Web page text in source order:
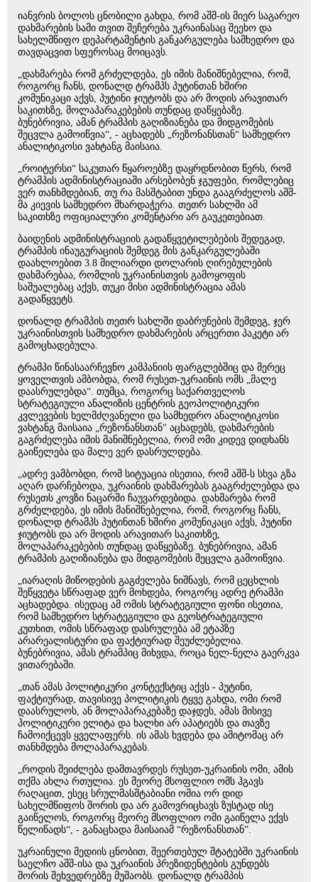
იანვრის ბოლოს ცნობილი გახდა, რომ აშშ-ის მიერ საგარეო
დახმარების სამი თვით შეჩერება უკრაინასაც შეეხო და
სახელმწიფო დეპარტამენტის განკარგულება სამხედრო და
თავდაცვით სფეროსაც მოიცავს.
„დახმარება რომ გრძელდება, ეს იმის მანიშნებელია, რომ,
როგორც ჩანს, დონალდ ტრამპს პუტინთან ხშირი
კომუნიკაცი აქვს, პუტინი ჯიუტობს და არ მოდის არავითარ
საკითხზე, მოლაპარაკებების თუნდაც დაწყებაზე.
ბუნებრივია, ამან ტრამპის გაღიზიანება და მიდგომების
შეცვლა გამოიწვია“, - აცხადებს „რეზონანსთან“ სამხედრო
ანალიტიკოსი ვახტანგ მაისაია.
„როიტერსი“ საკუთარ წყაროებზე დაყრდნობით წერს, რომ
ტრამპის ადმინისტრაციაში არსებობენ ჯგუფები, რომლებიც
ვერ თანხმდებიან, თუ რა მასშტაბით უნდა გააგრძელოს აშშ-
მა კიევის სამხედრო მხარდაჭერა. თეთრ სახლში ამ
საკითხზე ოფიციალური კომენტარი არ გაუკეთებიათ.
ბაიდენის ადმინისტრაციის გადაწყვეტილებების შედეგად,
ტრამპის ინაუგურაციის შემდეგ მის განკარგულებაში
დაახლოებით 3.8 მილიარდი დოლარის ღირებულების
დახმარებაა, რომლის უკრაინისთვის გამოყოფის
საშუალებაც აქვს, თუკი მისი ადმინისტრაცია ამას
გადაწყვეტს.
დონალდ ტრამპის თეთრ სახლში დაბრუნების შემდეგ, ჯერ
უკრაინისთვის სამხედრო დახმარების არცერთი პაკეტი არ
გამოცხადებულა.
ტრამპი წინასაარჩევნო კამპანიის ფარგლებშიც და მერეც
ყოველთვის ამბობდა, რომ რუსეთ-უკრაინის ომს „მალე
დაასრულებდა“. თუმცა, როგორც საქართველოს
სტრატეგიული ანალიზის ცენტრის გეოპოლიტიკური
კვლევების ხელმძღვანელი და სამხედრო ანალიტიკოსი
ვახტანგ მაისაია „რეზონანსთან" აცხადებს, დახმარების
გაგრძელება იმის მანიშნებელია, რომ ომი კიდევ დიდხანს
გაიწელება და მალე ვერ დასრულდება.
„ადრე ვამბობდი, რომ სიტუაცია ისეთია, რომ აშშ-ს სხვა გზა
აღარ დარჩებოდა, უკრაინის დახმარებას გააგრძელებდა და
რუსეთს კოვზი ნაცარში ჩაუვარდებიდა. დახმარება რომ
გრძელდება, ეს იმის მანიშნებელია, რომ, როგორც ჩანს,
დონალდ ტრამპს პუტინთან ხშირი კომუნიკაცი აქვს, პუტინი
ჯიუტობს და არ მოდის არავითარ საკითხზე,
მოლაპარაკებების თუნდაც დაწყებაზე. ბუნებრივია, ამან
ტრამპის გაღიზიანება და მიდგომების შეცვლა გამოიწვია.
„იარაღის მიწოდების გაგძელება ნიშნავს, რომ ცეცხლის
შეწყვეტა სწრაფად ვერ მოხდება, როგორც ადრე ტრამპი
აცხადებდა. ისედაც ამ ომის სტრატეგიული ფონი ისეთია,
რომ სამხედრო სტრატეგიული და გეოსტრატეგიული
კუთხით, ომის სწრაფად დასრულება ამ ეტაპზე
არარეალისტური და ფაქტიურად შეუძლებელია.
ბუნებრივია, ამას ტრამპიც მიხვდა, როცა ნელ-ნელა გაერკვა
ვითარებაში.
„თან ამას პოლიტიკური კონტექსტიც აქვს - პუტინი,
ფაქტიურად, თავისივე პოლიტიკის ტყვე გახდა, ომი რომ
დაასრულოს, ან მოლაპარაკებაზე დაჯდეს, ამას მისივე
პოლიტიკური ელიტა და ხალხი არ აპატიებს და თავზე
ჩამოიქცევს ყველაფერს. ის ამას ხვდება და ამიტომაც არ
თანხმდება მოლაპარაკებას.
„როდის შეიძლება დამთავრდეს რუსეთ-უკრაინის ომი, ამის
თქმა ახლა რთულია. ეს მეორე მსოფლიო ომს ჰგავს
რაღაცით, ესეც სრულმასშტაბიანი ომია ორ დიდ
სახელმწიფოს შორის და არ გამოვრიცხავს ზუსტად ისე
გაიწელოს, როგორც მეორე მსოფლიო ომი გაიწელა ექვს
წელიწადს“, - განაცხადა მაისაიამ “რეზონანსთან”.
უკრაინული მედიის ცნობით, შეერთებულ შტატებში უკრაინის
საელჩო აშშ-ისა და უკრაინის პრეზიდენტების გუნდებს
შორის შეხვედრებზე მუშაობს. დონალდ ტრამპის